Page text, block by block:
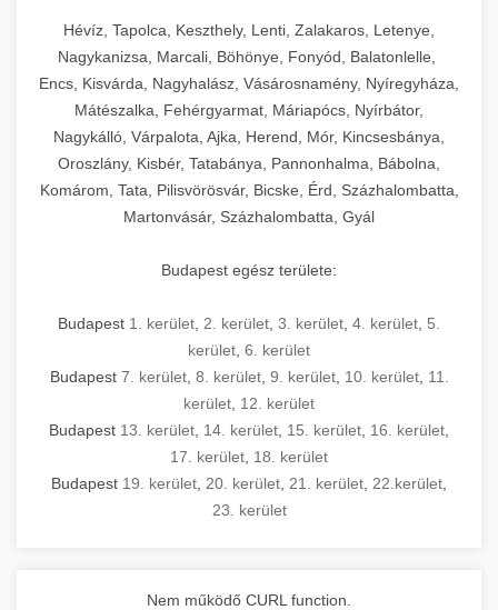
Hévíz, Tapolca, Keszthely, Lenti, Zalakaros, Letenye,
Nagykanizsa, Marcali, Böhönye, Fonyód, Balatonlelle,
Encs, Kisvárda, Nagyhalász, Vásárosnamény, Nyíregyháza,
Mátészalka, Fehérgyarmat, Máriapócs, Nyírbátor,
Nagykálló, Várpalota, Ajka, Herend, Mór, Kincsesbánya,
Oroszlány, Kisbér, Tatabánya, Pannonhalma, Bábolna,
Komárom, Tata, Pilisvörösvár, Bicske, Érd, Százhalombatta,
Martonvásár, Százhalombatta, Gyál
Budapest egész területe:
Budapest 1. kerület 2. kerület 3. kerület 4. kerület 5.
kerület 6. kerület
Budapest 7. kerület, 8. kerület, 9. kerület, 10. kerület, 11.
kerület 12. kerület
Budapest 13. kerület 14. kerület 15. kerület 16. kerület
17. kerület 18. kerület
Budapest 19. kerület 20. kerület 21. kerület 22.kerület
23. kerület
Nem működő CURL function.